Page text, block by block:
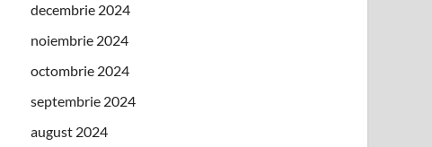
decembrie 2024
noiembrie 2024
octombrie 2024
septembrie 2024
august 2024